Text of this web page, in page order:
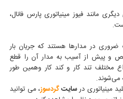
مانند فیوز مینیاتوری پارس فانال،
ضروری در مدارها هستند که جریان بار
و پیش از آسیب به مدار آن را قطع
مختلف تند کار و کند کار وهمین طور
می‌شوند.
مینیاتوری درسایتگردسوز، می‌ توانید